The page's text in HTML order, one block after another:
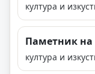
култура и
Паметник на
култура и